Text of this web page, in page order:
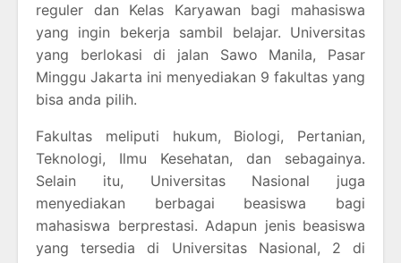
reguler dan Kelas Karyawan bagi mahasiswa
yang ingin bekerja sambil belajar. Universitas
yang berlokasi di jalan Sawo Manila, Pasar
Minggu Jakarta ini menyediakan 9 fakultas yang
bisa anda pilih.
Fakultas meliputi hukum, Biologi, Pertanian,
Teknologi, Ilmu Kesehatan, dan sebagainya.
Selain itu, Universitas Nasional juga
menyediakan berbagai beasiswa bagi
mahasiswa berprestasi. Adapun jenis beasiswa
yang tersedia di Universitas Nasional, 2 di